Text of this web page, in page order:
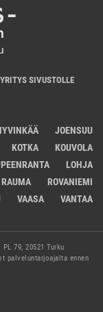
SIVUSTOLLE
JOENSUU
KOTKA
KOUVOLA
LOHJA
RAUMA
ROVANIEMI
VAASA VANTAA
79, 20521 Turku
palveluntarjoajalta ennen